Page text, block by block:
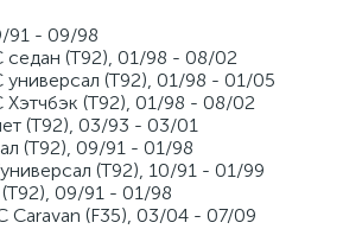
91 - 09/98
седан (T92), 01/98 - 08/02
универсал (T92), 01/98 - 01/05
Хэтчбэк (T92), 01/98 - 08/02
(T92), 03/93 - 03/01
(T92), 09/91 - 01/98
(T92), 10/91 - 01/99
(T92), 09/91 - 01/98
Caravan (F35), 03/04 - 07/09